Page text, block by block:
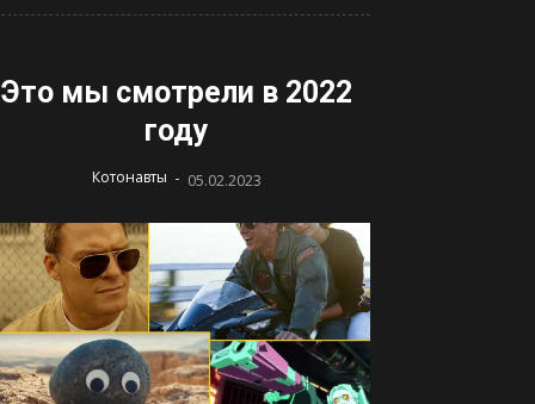
Это мы смотрели в 2022
году
Котонавты - 05.02.2023